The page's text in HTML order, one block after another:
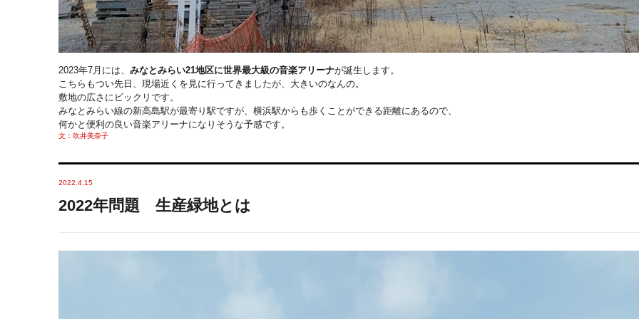
2023年7月には、 みなとみらい21地区に世界最大級の音楽アリーナが誕生します。
こちらもつい先日、現場近くを見に行ってきましたが、 大きいのなんの。
敷地の広さにビックリです。
みなとみらい線の新高島駅が最寄り駅ですが、 横浜駅からも歩くことができる距離にあるので、
何かと便利の良い音楽アリーナになりそうな予感です。
文：吹井美奈子
2022.4.15
2022年問題 生産緑地とは